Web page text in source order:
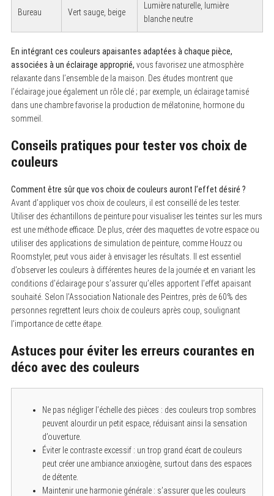
Bureau Vert sauge, beige
Lumière naturelle, lumière
blanche neutre
En intégrant ces couleurs apaisantes adaptées à chaque pièce,
associées à un éclairage approprié, vous favorisez une atmosphère
relaxante dans l’ensemble de la maison. Des études montrent que
l’éclairage joue également un rôle clé ; par exemple, un éclairage tamisé
dans une chambre favorise la production de mélatonine, hormone du
sommeil.
Conseils pratiques pour tester vos choix de
couleurs
Comment être sûr que vos choix de couleurs auront l’effet désiré ?
Avant d’appliquer vos choix de couleurs, il est conseillé de les tester.
Utiliser des échantillons de peinture pour visualiser les teintes sur les murs
est une méthode efficace. De plus, créer des maquettes de votre espace ou
utiliser des applications de simulation de peinture, comme Houzz ou
Roomstyler, peut vous aider à envisager les résultats. Il est essentiel
d’observer les couleurs à différentes heures de la journée et en variant les
conditions d’éclairage pour s’assurer qu’elles apportent l’effet apaisant
souhaité. Selon l’Association Nationale des Peintres, près de 60% des
personnes regrettent leurs choix de couleurs après coup, soulignant
l’importance de cette étape.
Astuces pour éviter les erreurs courantes en
déco avec des couleurs
Ne pas négliger l’échelle des pièces : des couleurs trop sombres
peuvent alourdir un petit espace, réduisant ainsi la sensation
d’ouverture.
Éviter le contraste excessif : un trop grand écart de couleurs
peut créer une ambiance anxiogène, surtout dans des espaces
de détente.
Maintenir une harmonie générale : s’assurer que les couleurs
S
a
h
f
o
r